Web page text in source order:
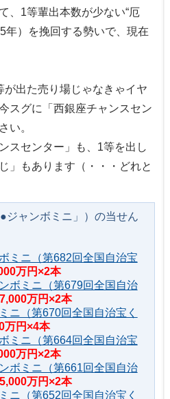
、1等輩出本数が少ない“厄
年）を挽回する勢いで、現在
が出た売り場じゃなきゃイヤ
スグに「西銀座チャンスセン
い。
スセンター」も、1等を出し
」もあります（・・・どれと
ジャンボミニ」）の当せん
ミニ（第682回全国自治宝
万円×2本
ボミニ（第679回全国自治
万円×2本
ニ（第670回全国自治宝く
万円×4本
ミニ（第664回全国自治宝
万円×2本
ボミニ（第661回全国自治
万円×2本
ニ（第652回全国自治宝く